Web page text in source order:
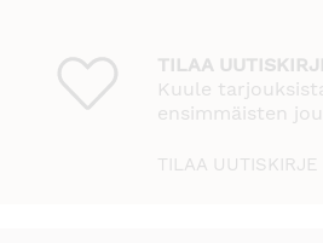
TILAA
Kuule
ensimmäisten
TILAA UUTISKIRJE